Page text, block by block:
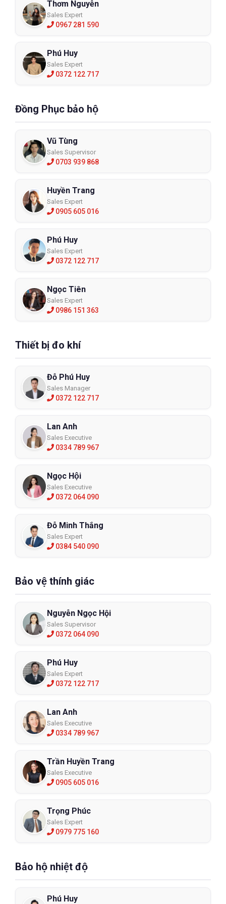
Thơm Nguyễn
Sales Expert
0967 281 590
Phú Huy
Sales Expert
0372 122 717
Đồng Phục bảo hộ
Vũ Tùng
Sales Supervisor
0703 939 868
Huyền Trang
Sales Expert
0905 605 016
Phú Huy
Sales Expert
0372 122 717
Ngọc Tiên
Sales Expert
0986 151 363
Thiết bị đo khí
Đỗ Phú Huy
Sales Manager
0372 122 717
Lan Anh
Sales Executive
0334 789 967
Ngọc Hội
Sales Executive
0372 064 090
Đỗ Minh Thắng
Sales Expert
0384 540 090
Bảo vệ thính giác
Nguyễn Ngọc Hội
Sales Supervisor
0372 064 090
Phú Huy
Sales Expert
0372 122 717
Lan Anh
Sales Executive
0334 789 967
Trần Huyền Trang
Sales Executive
0905 605 016
Trọng Phúc
Sales Expert
0979 775 160
Bảo hộ nhiệt độ
Phú Huy